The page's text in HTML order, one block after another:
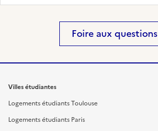
Foire aux questions
Villes étudiantes
Logements étudiants Toulouse
Logements étudiants Paris